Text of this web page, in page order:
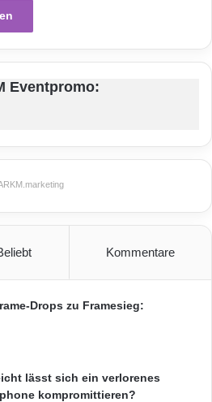
Eventpromo:
Kommentare
Drops zu Framesieg:
lässt sich ein verlorenes
kompromittieren?